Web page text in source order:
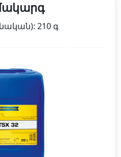
210 գ